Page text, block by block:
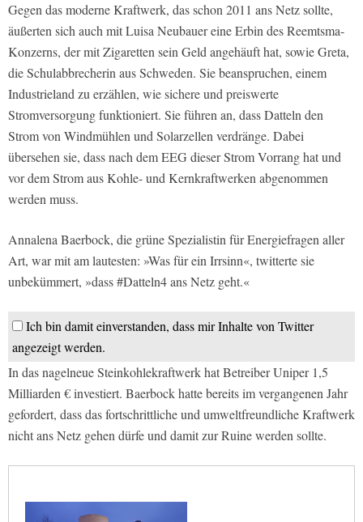
Gegen das moderne Kraftwerk, das schon 2011 ans Netz sollte,
äußerten sich auch mit Luisa Neubauer eine Erbin des Reemtsma-
Konzerns, der mit Zigaretten sein Geld angehäuft hat, sowie Greta,
die Schulabbrecherin aus Schweden. Sie beanspruchen, einem
Industrieland zu erzählen, wie sichere und preiswerte
Stromversorgung funktioniert. Sie führen an, dass Datteln den
Strom von Windmühlen und Solarzellen verdränge. Dabei
übersehen sie, dass nach dem EEG dieser Strom Vorrang hat und
vor dem Strom aus Kohle- und Kernkraftwerken abgenommen
werden muss.
Annalena Baerbock, die grüne Spezialistin für Energiefragen aller
Art, war mit am lautesten: »Was für ein Irrsinn«, twitterte sie
unbekümmert, »dass #Datteln4 ans Netz geht.«
Ich bin damit einverstanden, dass mir Inhalte von Twitter
angezeigt werden.
In das nagelneue Steinkohlekraftwerk hat Betreiber Uniper 1,5
Milliarden € investiert. Baerbock hatte bereits im vergangenen Jahr
gefordert, dass das fortschrittliche und umweltfreundliche Kraftwerk
nicht ans Netz gehen dürfe und damit zur Ruine werden sollte.